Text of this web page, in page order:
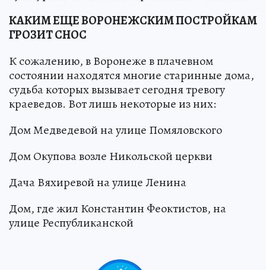
КАКИМ ЕЩЕ ВОРОНЕЖСКИМ ПОСТРОЙКАМ
ГРОЗИТ СНОС
К сожалению, в Воронеже в плачевном
состоянии находятся многие старинные дома,
судьба которых вызывает сегодня тревогу
краеведов. Вот лишь некоторые из них:
Дом Медведевой на улице Помяловского
Дом Окупова возле Никольской церкви
Дача Вяхиревой на улице Ленина
Дом, где жил Константин Феоктистов, на
улице Республиканской